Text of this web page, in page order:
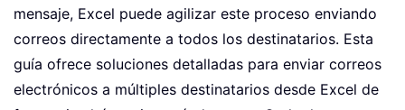
mensaje, Excel puede agilizar este proceso enviando
correos directamente a todos los destinatarios. Esta
guía ofrece soluciones detalladas para enviar correos
electrónicos a múltiples destinatarios desde Excel de